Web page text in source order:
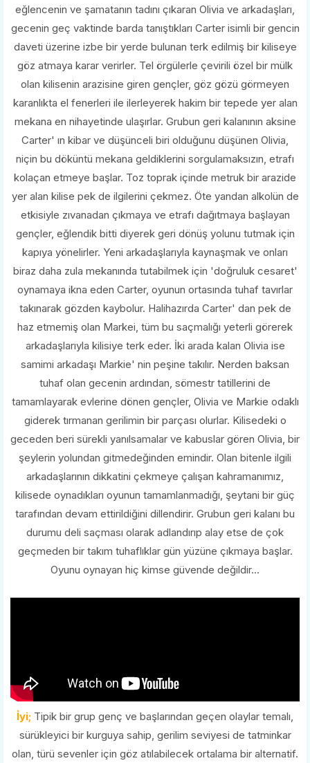
eğlencenin ve şamatanın tadını çıkaran Olivia ve arkadaşları,
gecenin geç vaktinde barda tanıştıkları Carter isimli bir gencin
daveti üzerine izbe bir yerde bulunan terk edilmiş bir kiliseye
göz atmaya karar verirler. Tel örgülerle çevirili özel bir mülk
olan kilisenin arazisine giren gençler, göz gözü görmeyen
karanlıkta el fenerleri ile ilerleyerek hakim bir tepede yer alan
mekana en nihayetinde ulaşırlar. Grubun geri kalanının aksine
Carter' ın kibar ve düşünceli biri olduğunu düşünen Olivia,
niçin bu döküntü mekana geldiklerini sorgulamaksızın, etrafı
kolaçan etmeye başlar. Toz toprak içinde metruk bir arazide
yer alan kilise pek de ilgilerini çekmez. Öte yandan alkolün de
etkisiyle zıvanadan çıkmaya ve etrafı dağıtmaya başlayan
gençler, eğlendik bitti diyerek geri dönüş yolunu tutmak için
kapıya yönelirler. Yeni arkadaşlarıyla kaynaşmak ve onları
biraz daha zula mekanında tutabilmek için 'doğruluk cesaret'
oynamaya ikna eden Carter, oyunun ortasında tuhaf tavırlar
takınarak gözden kaybolur. Halihazırda Carter' dan pek de
haz etmemiş olan Markei, tüm bu saçmalığı yeterli görerek
arkadaşlarıyla kilisiye terk eder. İki arada kalan Olivia ise
samimi arkadaşı Markie' nin peşine takılır. Nerden baksan
tuhaf olan gecenin ardından, sömestr tatillerini de
tamamlayarak evlerine dönen gençler, Olivia ve Markie odaklı
giderek tırmanan gerilimin bir parçası olurlar. Kilisedeki o
geceden beri sürekli yanılsamalar ve kabuslar gören Olivia, bir
şeylerin yolundan gitmedeğinden emindir. Olan bitenle ilgili
arkadaşlarının dikkatini çekmeye çalışan kahramanımız,
kilisede oynadıkları oyunun tamamlanmadığı, şeytani bir güç
tarafından devam ettirildiğini dillendirir. Grubun geri kalanı bu
durumu deli saçması olarak adlandırıp alay etse de çok
geçmeden bir takım tuhaflıklar gün yüzüne çıkmaya başlar.
Oyunu oynayan hiç kimse güvende değildir...
İyi; Tipik bir grup genç ve başlarından geçen olaylar temalı,
sürükleyici bir kurguya sahip, gerilim seviyesi de tatminkar
olan, türü sevenler için göz atılabilecek ortalama bir alternatif.